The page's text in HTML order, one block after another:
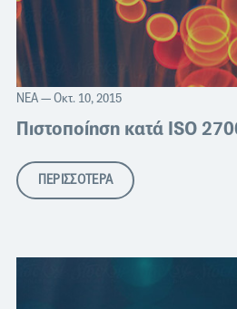
ΝΈΑ— Οκτ. 10, 2015
Πιστοποίηση κατά ISO
ΠΕΡΙΣΣΟΤΕΡΑ